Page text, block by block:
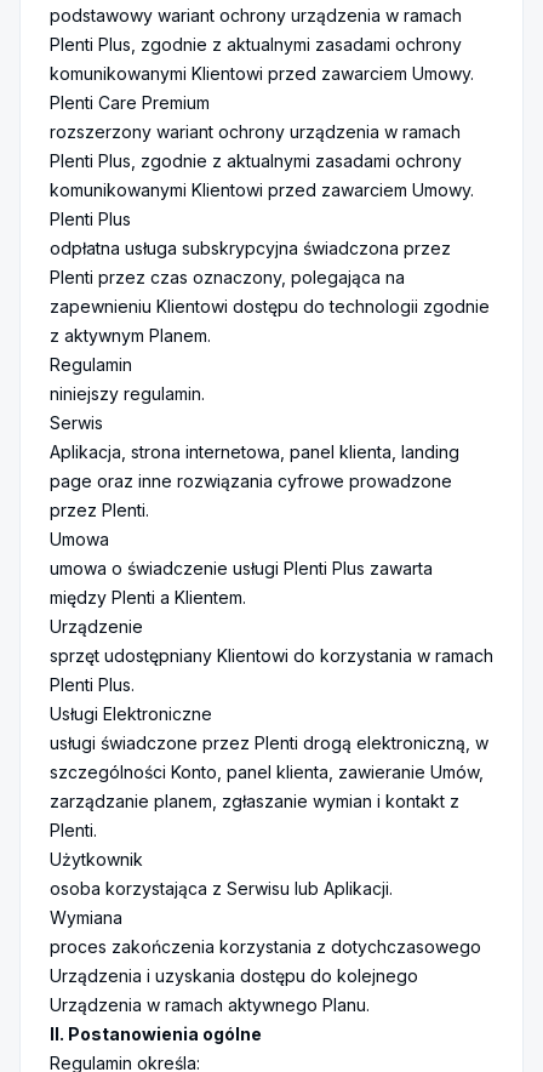
podstawowy wariant ochrony urządzenia w ramach
Plenti Plus, zgodnie z aktualnymi zasadami ochrony
komunikowanymi Klientowi przed zawarciem Umowy.
Plenti Care Premium
rozszerzony wariant ochrony urządzenia w ramach
Plenti Plus, zgodnie z aktualnymi zasadami ochrony
komunikowanymi Klientowi przed zawarciem Umowy.
Plenti Plus
odpłatna usługa subskrypcyjna świadczona przez
Plenti przez czas oznaczony, polegająca na
zapewnieniu Klientowi dostępu do technologii zgodnie
z aktywnym Planem.
Regulamin
niniejszy regulamin.
Serwis
Aplikacja, strona internetowa, panel klienta, landing
page oraz inne rozwiązania cyfrowe prowadzone
przez Plenti.
Umowa
umowa o świadczenie usługi Plenti Plus zawarta
między Plenti a Klientem.
Urządzenie
sprzęt udostępniany Klientowi do korzystania w ramach
Plenti Plus.
Usługi Elektroniczne
usługi świadczone przez Plenti drogą elektroniczną, w
szczególności Konto, panel klienta, zawieranie Umów,
zarządzanie planem, zgłaszanie wymian i kontakt z
Plenti.
Użytkownik
osoba korzystająca z Serwisu lub Aplikacji.
Wymiana
proces zakończenia korzystania z dotychczasowego
Urządzenia i uzyskania dostępu do kolejnego
Urządzenia w ramach aktywnego Planu.
II. Postanowienia ogólne
Regulamin określa: